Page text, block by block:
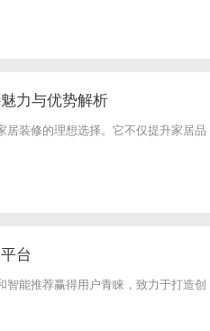
力与优势解析
装修的理想选择。它不仅提升家居品
台
能推荐赢得用户青睐，致力于打造创